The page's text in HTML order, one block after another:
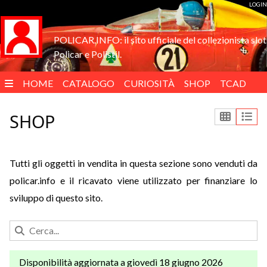
LOGIN
POLICAR.INFO: il sito ufficiale del collezionista slot
Policar e Polistil.
HOME CATALOGO CURIOSITÀ SHOP TCAD
ENGLISH
SHOP
Tutti gli oggetti in vendita in questa sezione sono venduti da
policar.info e il ricavato viene utilizzato per finanziare lo
sviluppo di questo sito.
Disponibilità aggiornata a giovedì 18 giugno 2026